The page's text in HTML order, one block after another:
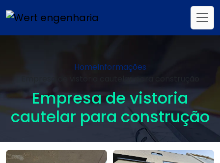
HomeInformações
Empresa de vistoria
cautelar para construção